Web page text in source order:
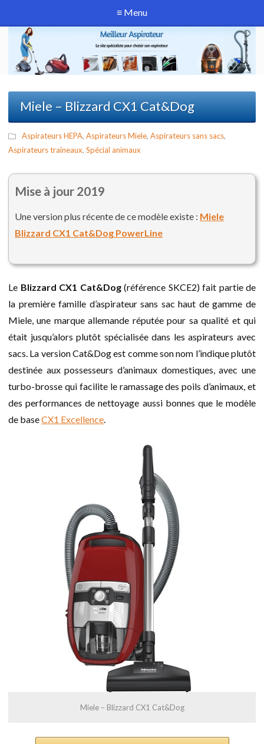
≡ Menu
Miele – Blizzard CX1 Cat&Dog
Aspirateurs HEPA, Aspirateurs Miele, Aspirateurs sans sacs,
Aspirateurs traineaux, Spécial animaux
Mise à jour 2019
Une version plus récente de ce modèle existe : Miele
Blizzard CX1 Cat&Dog PowerLine
Le Blizzard CX1 Cat&Dog(référence SKCE2) fait partie de
la première famille d’aspirateur sans sac haut de gamme de
Miele, une marque allemande réputée pour sa qualité et qui
était jusqu’alors plutôt spécialisée dans les aspirateurs avec
sacs. La version Cat&Dog est comme son nom l’indique plutôt
destinée aux possesseurs d’animaux domestiques, avec une
turbo-brosse qui facilite le ramassage des poils d’animaux, et
des performances de nettoyage aussi bonnes que le modèle
de baseCX1 Excellence.
Miele – Blizzard CX1 Cat&Dog